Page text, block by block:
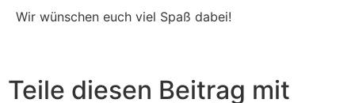
Wir wünschen euch viel Spaß dabei!
Teile diesen Beitrag mit